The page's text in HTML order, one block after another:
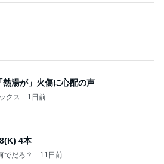
熱湯が」火傷に心配の声
クス 1日前
4本
でだろ？ 11日前